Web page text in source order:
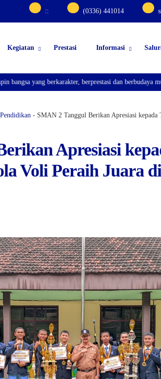
:: (0336) 441014
Kegiatan Prestasi Informasi
yang berkarakter, berprestasi dan berbudaya mutu"
Pendidikan- SMAN 2 Tanggul Berikan Apresiasi
Apresiasi
Voli Peraih Juara